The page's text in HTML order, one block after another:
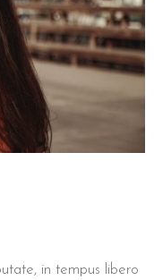
in tempus libero